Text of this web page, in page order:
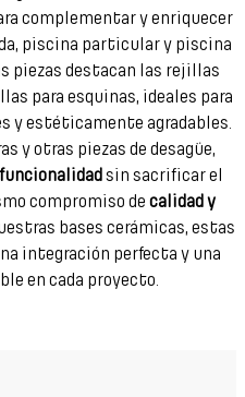
complementar y enriquecer
piscina particular y piscina
piezas destacan las rejillas
para esquinas, ideales para
y estéticamente agradables.
y otras piezas de desagüe,
funcionalidad sin sacrificar el
compromiso de calidad y
bases cerámicas, estas
integración perfecta y una
en cada proyecto.